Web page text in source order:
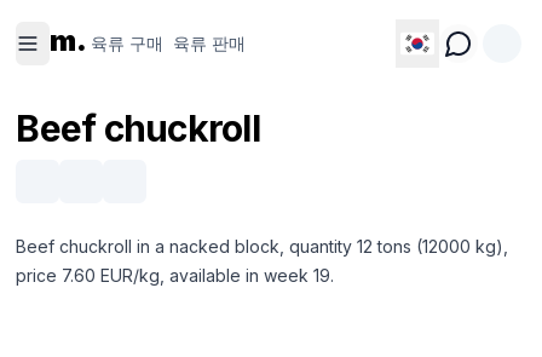
m. 육류 구매 육류 판매
매
매
Beef chuckroll
Beef chuckroll in a nacked block, quantity 12 tons (12000 kg),
price 7.60 EUR/kg, available in week 19.